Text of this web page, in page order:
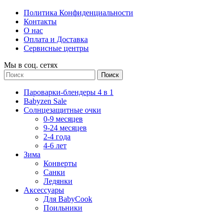
Политика Конфиденциальности
Контакты
О нас
Оплата и Доставка
Сервисные центры
Мы в соц. сетях
Поиск
Пароварки-блендеры 4 в 1
Babyzen Sale
Солнцезащитные очки
0-9 месяцев
9-24 месяцев
2-4 года
4-6 лет
Зима
Конверты
Санки
Ледянки
Аксессуары
Для BabyCook
Поильники